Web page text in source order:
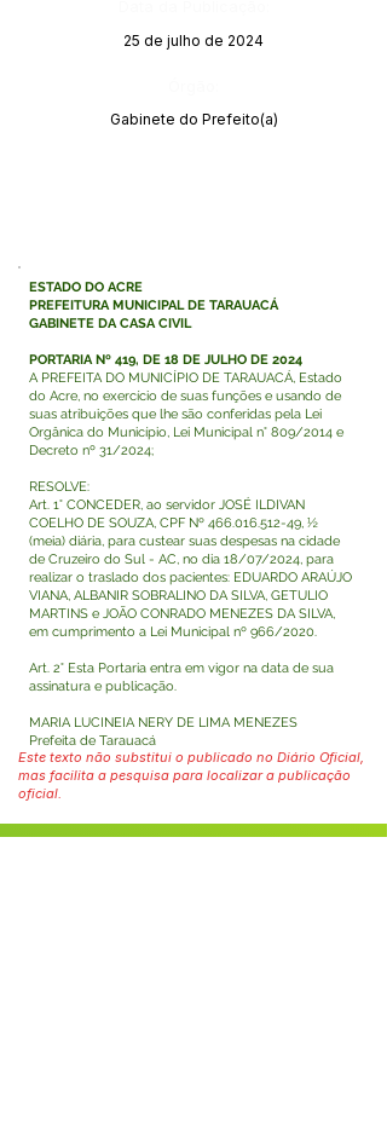
25 de julho de 2024
Gabinete do Prefeito(a)
ESTADO DO ACRE
PREFEITURA MUNICIPAL DE TARAUACÁ
GABINETE DA CASA CIVIL
PORTARIA Nº 419, DE 18 DE JULHO DE 2024
A PREFEITA DO MUNICÍPIO DE TARAUACÁ, Estado
do Acre, no exercício de suas funções e usando de
suas atribuições que lhe são conferidas pela Lei
Orgânica do Município, Lei Municipal n° 809/2014 e
Decreto nº 31/2024;
RESOLVE:
Art. 1° CONCEDER, ao servidor JOSÉ ILDIVAN
COELHO DE SOUZA, CPF Nº 466.016.512-49, ½
(meia) diária, para custear suas despesas na cidade
de Cruzeiro do Sul - AC, no dia 18/07/2024, para
realizar o traslado dos pacientes: EDUARDO ARAÚJO
VIANA, ALBANIR SOBRALINO DA SILVA, GETULIO
MARTINS e JOÃO CONRADO MENEZES DA SILVA,
em cumprimento a Lei Municipal nº 966/2020.
Art. 2° Esta Portaria entra em vigor na data de sua
assinatura e publicação.
MARIA LUCINEIA NERY DE LIMA MENEZES
Prefeita de Tarauacá
Este texto não substitui o publicado no Diário Oficial,
mas facilita a pesquisa para localizar a publicação
oficial.